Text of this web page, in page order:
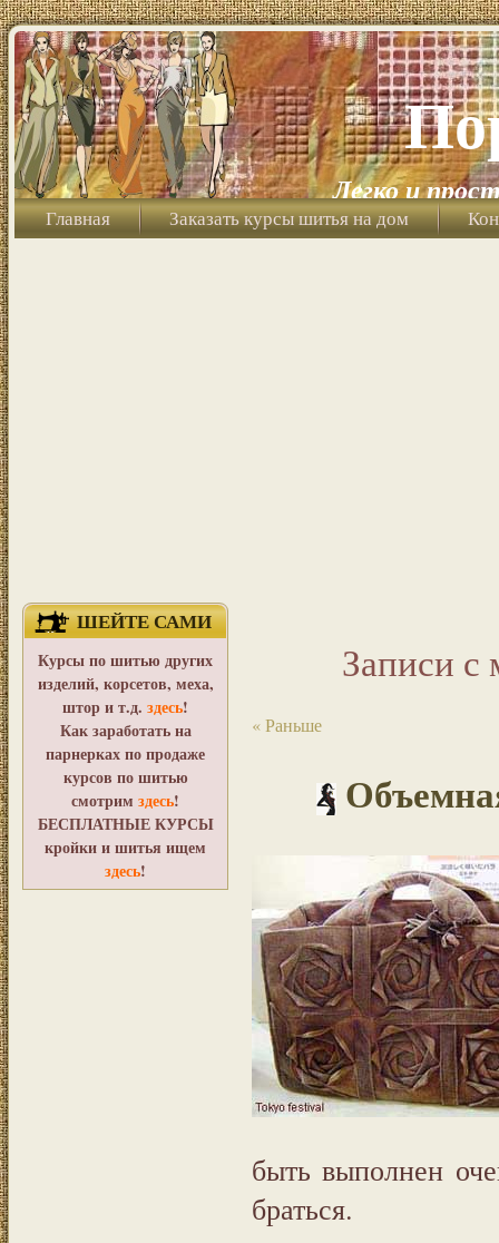
Легко и
Главная Заказать курсы шитья на дом
ШЕЙТЕ САМИ
Курсы по шитью других
изделий, корсетов, меха,
штор и т.д. здесь!
Как заработать на
парнерках по продаже
курсов по шитью
смотрим здесь!
БЕСПЛАТНЫЕ КУРСЫ
кройки и шитья ищем
здесь!
Записи с
« Раньше
быть выполнен
браться.